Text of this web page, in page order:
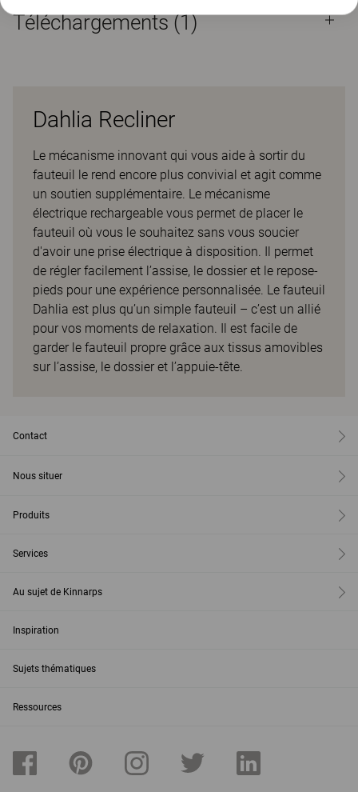
Téléchargements (1)
Dahlia Recliner
Le mécanisme innovant qui vous aide à sortir du
fauteuil le rend encore plus convivial et agit comme
un soutien supplémentaire. Le mécanisme
électrique rechargeable vous permet de placer le
fauteuil où vous le souhaitez sans vous soucier
d'avoir une prise électrique à disposition. Il permet
de régler facilement l’assise, le dossier et le repose-
pieds pour une expérience personnalisée. Le fauteuil
Dahlia est plus qu’un simple fauteuil – c’est un allié
pour vos moments de relaxation. Il est facile de
garder le fauteuil propre grâce aux tissus amovibles
sur l’assise, le dossier et l’appuie-tête.
Contact
Nous situer
Produits
Services
Au sujet de Kinnarps
Inspiration
Sujets thématiques
Ressources